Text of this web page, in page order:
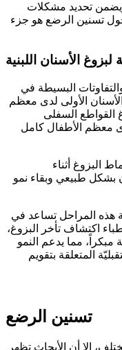
ويضمن تحديد مشكلات
حول تسنين الرضع هو جزء
الأسنان اللبنية
البسيطة في
الأولى لدى معظم
ما تبزغ القواطع السفلى
معظم الأطفال كامل
البزوغ أثناء
بشكل طبيعي وبقاء نمو
هذه المراحل تساعد في
اكتشاف تأخر البزوغ،
مبكراً، مما يدعم النمو
المتعلقة بتقويم
تسنين الرضع
إلا أن الأبحاث تظهر